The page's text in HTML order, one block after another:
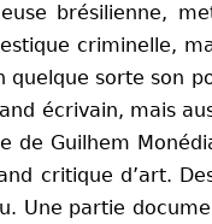
brésilienne,
criminelle,
sorte son
écrivain, mais
de Guilhem
critique d’art.
Une partie